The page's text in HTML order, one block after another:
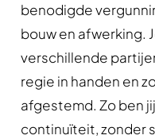
benodigde
bouw en afwerking.
verschillende
regie in handen en
afgestemd. Zo ben
continuïteit, zonder